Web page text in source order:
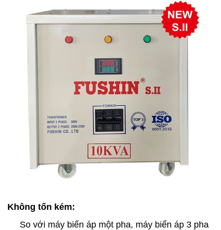
Không tốn kém:
So với máy biến áp một pha, máy biến áp 3 pha